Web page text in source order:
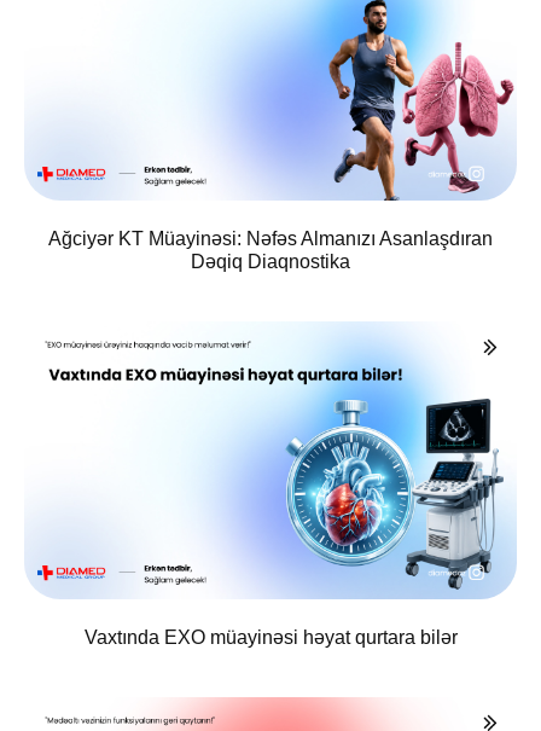
Ağciyər KT Müayinəsi: Nəfəs Almanızı Asanlaşdıran
Dəqiq Diaqnostika
Vaxtında EXO müayinəsi həyat qurtara bilər